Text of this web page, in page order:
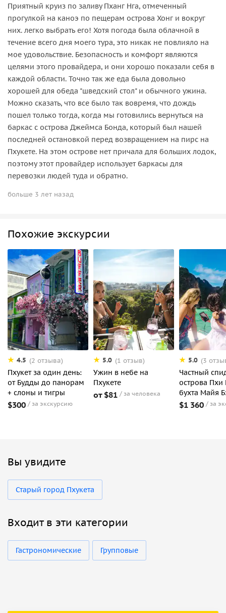
Приятный круиз по заливу Пханг Нга, отмеченный
прогулкой на каноэ по пещерам острова Хонг и вокруг
них. легко выбрать его! Хотя погода была облачной в
течение всего дня моего тура, это никак не повлияло на
мое удовольствие. Безопасность и комфорт являются
целями этого провайдера, и они хорошо показали себя в
каждой области. Точно так же еда была довольно
хорошей для обеда "шведский стол" и обычного ужина.
Можно сказать, что все было так вовремя, что дождь
пошел только тогда, когда мы готовились вернуться на
баркас с острова Джеймса Бонда, который был нашей
последней остановкой перед возвращением на пирс на
Пхукете. На этом острове нет причала для больших лодок,
поэтому этот провайдер использует баркасы для
перевозки людей туда и обратно.
больше 3 лет назад
Похожие экскурсии
4.5 (2 отзыва)
Пхукет за один день:
от Будды до панорам
+ слоны и тигры
$300 за экскурсию
5.0 (1 отзыв)
Ужин в небе на
Пхукете
от $81 за человека
5.0 (3
Частный
острова Пхи
бухта Майя
$1 360 за
Вы увидите
Старый город Пхукета
Входит в эти категории
Гастрономические Групповые